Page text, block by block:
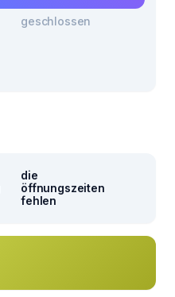
geschlossen
die
öffnungszeiten
fehlen